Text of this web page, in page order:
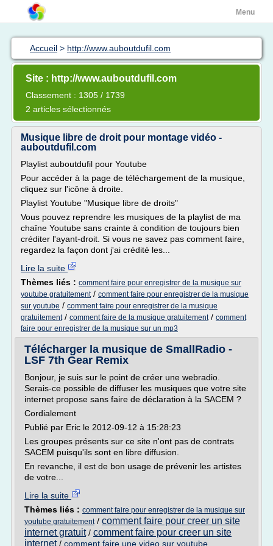
Menu
Accueil > http://www.auboutdufil.com
Site : http://www.auboutdufil.com
Classement : 1305 / 1739
2 articles sélectionnés
Musique libre de droit pour montage vidéo -
auboutdufil.com
Playlist auboutdufil pour Youtube
Pour accéder à la page de téléchargement de la musique,
cliquez sur l'icône à droite.
Playlist Youtube "Musique libre de droits"
Vous pouvez reprendre les musiques de la playlist de ma
chaîne Youtube sans crainte à condition de toujours bien
créditer l'ayant-droit. Si vous ne savez pas comment faire,
regardez la façon dont j'ai crédité les...
Lire la suite
Thèmes liés : comment faire pour enregistrer de la musique sur
youtube gratuitement/ comment faire pour enregistrer de la musique
sur youtube / comment faire pour enregistrer de la musique
gratuitement/ comment faire de la musique gratuitement/ comment
faire pour enregistrer de la musique sur un mp3
Télécharger la musique de SmallRadio -
LSF 7th Gear Remix
Bonjour, je suis sur le point de créer une webradio.
Serais-ce possible de diffuser les musiques que votre site
internet propose sans faire de déclaration à la SACEM ?
Cordialement
Publié par Eric le 2012-09-12 à 15:28:23
Les groupes présents sur ce site n'ont pas de contrats
SACEM puisqu'ils sont en libre diffusion.
En revanche, il est de bon usage de prévenir les artistes
de votre...
Lire la suite
Thèmes liés : comment faire pour enregistrer de la musique sur
youtube gratuitement/ comment faire pour creer un site
internet gratuit/ comment faire pour creer un site
internet/ comment faire une video sur youtube